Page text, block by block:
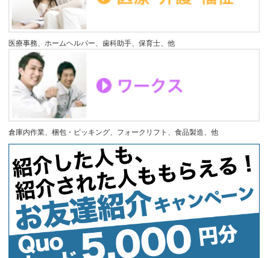
医療事務、ホームヘルパー、歯科助手、保育士、他
倉庫内作業、梱包・ピッキング、フォークリフト、食品製造、他